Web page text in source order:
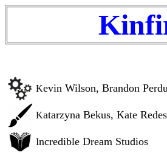
Kevin Wilson, Brandon
Katarzyna Bekus, Kate
Incredible Dream Studios